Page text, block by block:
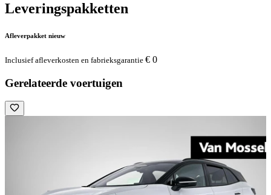
Leveringspakketten
Afleverpakket nieuw
Inclusief afleverkosten en fabrieksgarantie € 0
Gerelateerde voertuigen